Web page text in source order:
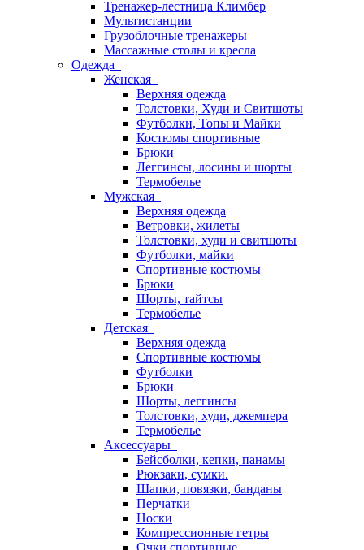
Тренажер-лестница Климбер
Мультистанции
Грузоблочные тренажеры
Массажные столы и кресла
Одежда
Женская
Верхняя одежда
Толстовки, Худи и Свитшоты
Футболки, Топы и Майки
Костюмы спортивные
Брюки
Леггинсы, лосины и шорты
Термобелье
Мужская
Верхняя одежда
Ветровки, жилеты
Толстовки, худи и свитшоты
Футболки, майки
Спортивные костюмы
Брюки
Шорты, тайтсы
Термобелье
Детская
Верхняя одежда
Спортивные костюмы
Футболки
Брюки
Шорты, леггинсы
Толстовки, худи, джемпера
Термобелье
Аксессуары
Бейсболки, кепки, панамы
Рюкзаки, сумки.
Шапки, повязки, банданы
Перчатки
Носки
Компрессионные гетры
Очки спортивные